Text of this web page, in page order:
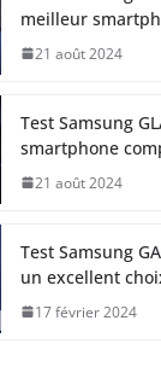
meilleur
21 août 2024
Test Samsung
smartphone
21 août 2024
Test Samsung
un excellent
17 février 2024